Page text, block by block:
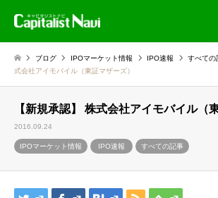
ブログ IPOマーケット情報 IPO速報 すべての
式会社アイモバイル（東証マザーズ）
【新規承認】 株式会社アイモバイル（
2016.09.24
IPOマーケット情報 IPO速報 すべての記事